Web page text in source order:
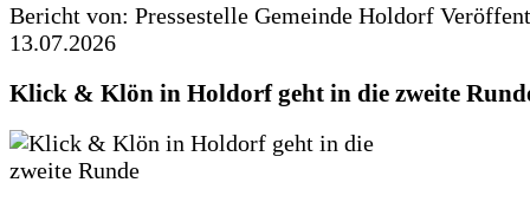
Bericht von: Pressestelle Gemeinde Holdorf
13.07.2026
Klick & Klön in Holdorf geht in die zweite